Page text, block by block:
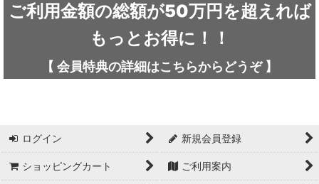
outdoor element / アウトドアエレメント
AKLIMA / アクリマ
adidas FIVE TEN / アディダス ファイブテン
Atlas / アトラス
ご利用金額の総額が50万円を超えれば
もっとお得に！！
【 会員特典の詳細はこちらから どうぞ】
ログイン 新規会員登録
ショッピングカート ご利用案内